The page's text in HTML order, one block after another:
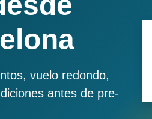
vuelo redondo,
antes de pre-